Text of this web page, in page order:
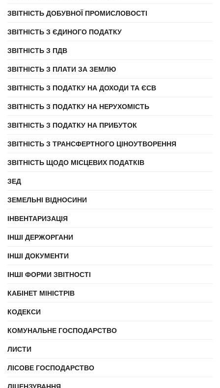
ЗВІТНІСТЬ ДОБУВНОЇ ПРОМИСЛОВОСТІ
ЗВІТНІСТЬ З ЄДИНОГО ПОДАТКУ
ЗВІТНІСТЬ З ПДВ
ЗВІТНІСТЬ З ПЛАТИ ЗА ЗЕМЛЮ
ЗВІТНІСТЬ З ПОДАТКУ НА ДОХОДИ ТА ЄСВ
ЗВІТНІСТЬ З ПОДАТКУ НА НЕРУХОМІСТЬ
ЗВІТНІСТЬ З ПОДАТКУ НА ПРИБУТОК
ЗВІТНІСТЬ З ТРАНСФЕРТНОГО ЦІНОУТВОРЕННЯ
ЗВІТНІСТЬ ЩОДО МІСЦЕВИХ ПОДАТКІВ
ЗЕД
ЗЕМЕЛЬНІ ВІДНОСИНИ
ІНВЕНТАРИЗАЦІЯ
ІНШІ ДЕРЖОРГАНИ
ІНШІ ДОКУМЕНТИ
ІНШІ ФОРМИ ЗВІТНОСТІ
КАБІНЕТ МІНІСТРІВ
КОДЕКСИ
КОМУНАЛЬНЕ ГОСПОДАРСТВО
ЛИСТИ
ЛІСОВЕ ГОСПОДАРСТВО